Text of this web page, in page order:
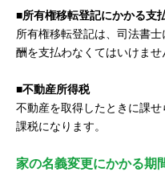
■所有権移転登記にかかる支
所有権移転登記は、司法書
酬を支払わなくてはいけませ
■不動産所得税
不動産を取得したときに課
課税になります。
家の名義変更にかかる期